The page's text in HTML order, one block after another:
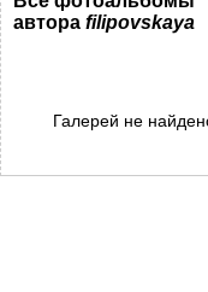
автора filipovskaya
Галерей не